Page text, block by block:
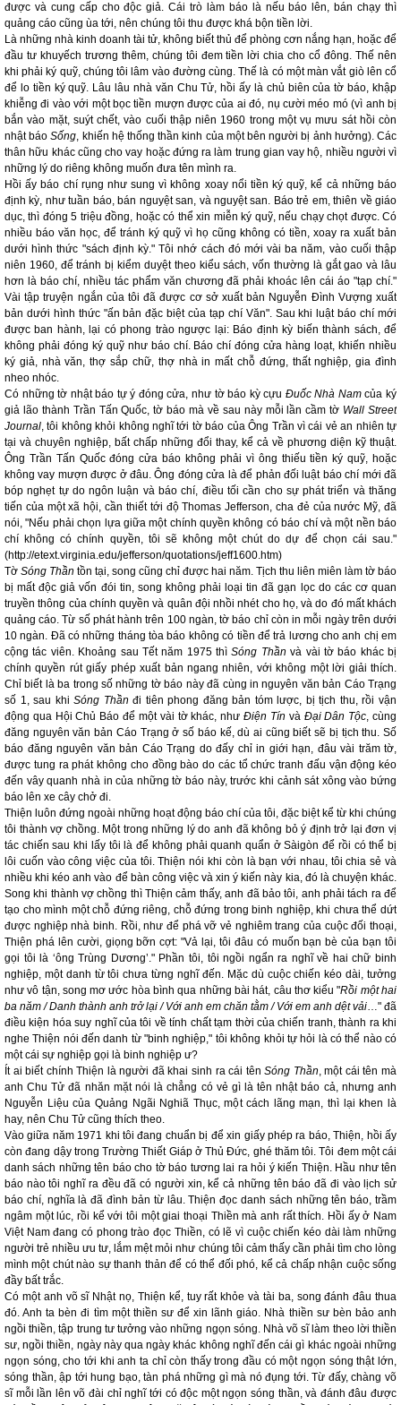
được và cung cấp cho độc giả. Cái trò làm báo là nếu báo lên, bán chạy thì
quảng cáo cũng ùa tới, nên chúng tôi thu được khá bộn tiền lời.
Là những nhà kinh doanh tài tử, không biết thủ để phòng cơn nắng hạn, hoặc để
đầu tư khuyếch trương thêm, chúng tôi đem tiền lời chia cho cổ đông. Thế nên
khi phải ký quỹ, chúng tôi lâm vào đường cùng. Thế là có một màn vắt giò lên cổ
để lo tiền ký quỹ. Lâu lâu nhà văn Chu Tử, hồi ấy là chủ biên của tờ báo, khập
khiễng đi vào với một bọc tiền mượn được của ai đó, nụ cười méo mó (vì anh bị
bắn vào mặt, suýt chết, vào cuối thập niên 1960 trong một vụ mưu sát hồi còn
nhật báoSống, khiến hệ thống thần kinh của một bên người bị ảnh hưởng). Các
thân hữu khác cũng cho vay hoặc đứng ra làm trung gian vay hộ, nhiều người vì
những lý do riêng không muốn đưa tên mình ra.
Hồi ấy báo chí rụng như sung vì không xoay nổi tiền ký quỹ, kể cả những báo
định kỳ, như tuần báo, bán nguyệt san, và nguyệt san. Báo trẻ em, thiên về giáo
dục, thì đóng 5 triệu đồng, hoặc có thể xin miễn ký quỹ, nếu chạy chọt được. Có
nhiều báo văn học, để tránh ký quỹ vì họ cũng không có tiền, xoay ra xuất bản
dưới hình thức "sách định kỳ." Tôi nhớ cách đó mới vài ba năm, vào cuối thập
niên 1960, để tránh bị kiểm duyệt theo kiểu sách, vốn thường là gắt gao và lâu
hơn là báo chí, nhiều tác phẩm văn chương đã phải khoác lên cái áo "tạp chí."
Vài tập truyện ngắn của tôi đã được cơ sở xuất bản Nguyễn Đình Vượng xuất
bản dưới hình thức "ấn bản đặc biệt của tạp chí Văn". Sau khi luật báo chí mới
được ban hành, lại có phong trào ngược lại: Báo định kỳ biến thành sách, để
không phải đóng ký quỹ như báo chí. Báo chí đóng cửa hàng loạt, khiến nhiều
ký giả, nhà văn, thợ sắp chữ, thợ nhà in mất chỗ đứng, thất nghiệp, gia đình
nheo nhóc.
Có những tờ nhật báo tự ý đóng cửa, như tờ báo kỳ cựu Đuốc Nhà Namcủa ký
giả lão thành Trần Tấn Quốc, tờ báo mà về sau này mỗi lần cầm tờ Wall Street
Journal, tôi không khỏi không nghĩ tới tờ báo của Ông Trần vì cái vẻ an nhiên tự
tại và chuyên nghiệp, bất chấp những đổi thay, kể cả về phương diện kỹ thuật.
Ông Trần Tấn Quốc đóng cửa báo không phải vì ông thiếu tiền ký quỹ, hoặc
không vay mượn được ở đâu. Ông đóng cửa là để phản đối luật báo chí mới đã
bóp nghẹt tự do ngôn luận và báo chí, điều tối cần cho sự phát triển và thăng
tiến của một xã hội, cần thiết tới độ Thomas Jefferson, cha đẻ của nước Mỹ, đã
nói, "Nếu phải chọn lựa giữa một chính quyền không có báo chí và một nền báo
chí không có chính quyền, tôi sẽ không một chút do dự để chọn cái sau."
(http://etext.virginia.edu/jefferson/quotations/jeff1600.htm)
Tờ Sóng Thần tồn tại, song cũng chỉ được hai năm. Tịch thu liên miên làm tờ báo
bị mất độc giả vốn đói tin, song không phải loại tin đã gạn lọc do các cơ quan
truyền thông của chính quyền và quân đội nhồi nhét cho họ, và do đó mất khách
quảng cáo. Từ số phát hành trên 100 ngàn, tờ báo chỉ còn in mỗi ngày trên dưới
10 ngàn. Đã có những tháng tòa báo không có tiền để trả lương cho anh chị em
cộng tác viên. Khoảng sau Tết năm 1975 thìSóng Thần và vài tờ báo khác bị
chính quyền rút giấy phép xuất bản ngang nhiên, với không một lời giải thích.
Chỉ biết là ba trong số những tờ báo này đã cùng in nguyên văn bản Cáo Trạng
số 1, sau khiSóng Thần đi tiên phong đăng bản tóm lược, bị tịch thu, rồi vận
động qua Hội Chủ Báo để một vài tờ khác, nhưĐiện Tín và Đại Dân Tộc, cùng
đăng nguyên văn bản Cáo Trạng ở số báo kế, dù ai cũng biết sẽ bị tịch thu. Số
báo đăng nguyên văn bản Cáo Trạng do đấy chỉ in giới hạn, đâu vài trăm tờ,
được tung ra phát không cho đồng bào do các tổ chức tranh đấu vận động kéo
đến vây quanh nhà in của những tờ báo này, trước khi cảnh sát xông vào bứng
báo lên xe cây chở đi.
Thiện luôn đứng ngoài những hoạt động báo chí của tôi, đặc biệt kể từ khi chúng
tôi thành vợ chồng. Một trong những lý do anh đã không bỏ ý định trở lại đơn vị
tác chiến sau khi lấy tôi là để không phải quanh quẩn ở Sàigòn để rồi có thể bị
lôi cuốn vào công việc của tôi. Thiện nói khi còn là bạn với nhau, tôi chia sẻ và
nhiều khi kéo anh vào để bàn công việc và xin ý kiến này kia, đó là chuyện khác.
Song khi thành vợ chồng thì Thiện cảm thấy, anh đã bảo tôi, anh phải tách ra để
tạo cho mình một chỗ đứng riêng, chỗ đứng trong binh nghiệp, khi chưa thể dứt
được nghiệp nhà binh. Rồi, như để phá vỡ vẻ nghiêm trang của cuộc đối thoại,
Thiện phá lên cười, giọng bỡn cợt: "Vả lại, tôi đâu có muốn bạn bè của bạn tôi
gọi tôi là ‘ông Trùng Dương’." Phần tôi, tôi ngồi ngẩn ra nghĩ về hai chữ binh
nghiệp, một danh từ tôi chưa từng nghĩ đến. Mặc dù cuộc chiến kéo dài, tưởng
như vô tận, song mơ ước hòa bình qua những bài hát, câu thơ kiểu "Rồi một hai
ba năm / Danh thành anh trở lại / Với anh em chăn tằm / Với em anh dệt vải…" đã
điều kiện hóa suy nghĩ của tôi về tính chất tạm thời của chiến tranh, thành ra khi
nghe Thiện nói đến danh từ "binh nghiệp," tôi không khỏi tự hỏi là có thể nào có
một cái sự nghiệp gọi là binh nghiệp ư?
Ít ai biết chính Thiện là người đã khai sinh ra cái tênSóng Thần, một cái tên mà
anh Chu Tử đã nhăn mặt nói là chẳng có vẻ gì là tên nhật báo cả, nhưng anh
Nguyễn Liệu của Quảng Ngãi Nghiã Thục, một cách lãng mạn, thì lại khen là
hay, nên Chu Tử cũng thích theo.
Vào giữa năm 1971 khi tôi đang chuẩn bị để xin giấy phép ra báo, Thiện, hồi ấy
còn đang dậy trong Trường Thiết Giáp ở Thủ Đức, ghé thăm tôi. Tôi đem một cái
danh sách những tên báo cho tờ báo tương lai ra hỏi ý kiến Thiện. Hầu như tên
báo nào tôi nghĩ ra đều đã có người xin, kể cả những tên báo đã đi vào lịch sử
báo chí, nghĩa là đã đình bản từ lâu. Thiện đọc danh sách những tên báo, trầm
ngâm một lúc, rồi kể với tôi một giai thoại Thiền mà anh rất thích. Hồi ấy ở Nam
Việt Nam đang có phong trào đọc Thiền, có lẽ vì cuộc chiến kéo dài làm những
người trẻ nhiều ưu tư, lắm mệt mỏi như chúng tôi cảm thấy cần phải tìm cho lòng
mình một chút nào sự thanh thản để có thể đối phó, kể cả chấp nhận cuộc sống
đầy bất trắc.
Có một anh võ sĩ Nhật nọ, Thiện kể, tuy rất khỏe và tài ba, song đánh đâu thua
đó. Anh ta bèn đi tìm một thiền sư để xin lãnh giáo. Nhà thiền sư bèn bảo anh
ngồi thiền, tập trung tư tưởng vào những ngọn sóng. Nhà võ sĩ làm theo lời thiền
sư, ngồi thiền, ngày này qua ngày khác không nghĩ đến cái gì khác ngoài những
ngọn sóng, cho tới khi anh ta chỉ còn thấy trong đầu có một ngọn sóng thật lớn,
sóng thần, ập tới hung bạo, tàn phá những gì mà nó đụng tới. Từ đấy, chàng võ
sĩ mỗi lần lên võ đài chỉ nghĩ tới có độc một ngọn sóng thần, và đánh đâu được